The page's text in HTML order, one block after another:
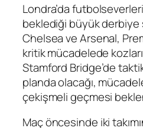
Londra’da
beklediği büyük derbiye
Chelsea ve Arsenal,
kritik mücadelede
Stamford Bridge’de
planda olacağı,
çekişmeli geçmesi
Maç öncesinde iki